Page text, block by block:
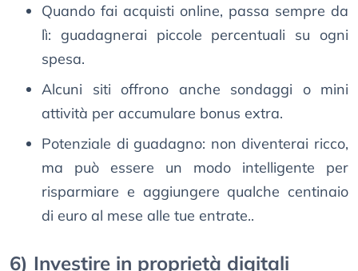
Quando fai acquisti online, passa sempre da
lì: guadagnerai piccole percentuali su ogni
spesa.
Alcuni siti offrono anche sondaggi o mini
attività per accumulare bonus extra.
Potenziale di guadagno: non diventerai ricco,
ma può essere un modo intelligente per
risparmiare e aggiungere qualche centinaio
di euro al mese alle tue entrate..
6) Investire in proprietà digitali